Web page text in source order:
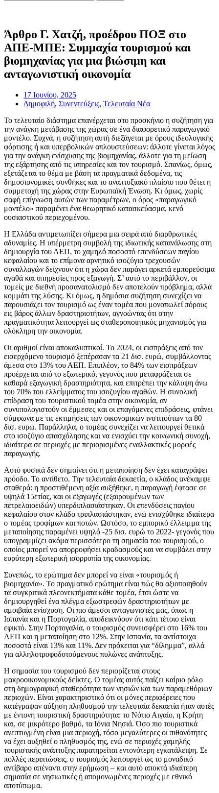
Άρθρο Γ. Χατζή, προέδρου ΠΟΞ στο
ΑΠΕ-ΜΠΕ: Συμμαχία τουρισμού και
βιομηχανίας για μια βιώσιμη και
ανταγωνιστική οικονομία
17 Ιουνίου, 2025
Δημοφιλή, Συνεντεύξεις, Τελευταία Νέα
Το τελευταίο διάστημα επανέρχεται στο προσκήνιο η συζήτηση για
την ανάγκη μετάβασης της χώρας σε ένα διαφορετικό παραγωγικό
μοντέλο. Συχνά, η συζήτηση αυτή διεξάγεται με όρους ιδεολογικής
φόρτισης ή και υπερβολικών απλουστεύσεων: άλλοτε γίνεται λόγος
για την ανάγκη ενίσχυσης της βιομηχανίας, άλλοτε για τη μείωση
της εξάρτησης από τις υπηρεσίες και τον τουρισμό. Σπανίως, όμως,
εξετάζεται το θέμα με βάση τα πραγματικά δεδομένα, τις
δημοσιονομικές συνθήκες και το αναπτυξιακό πλαίσιο που θέτει η
συμμετοχή της χώρας στην Ευρωπαϊκή Ένωση. Κι όμως, χωρίς
σαφή επίγνωση αυτών των παραμέτρων, ο όρος «παραγωγικό
μοντέλο» παραμένει ένα θεωρητικό κατασκεύασμα, κενό
ουσιαστικού περιεχομένου.
Η Ελλάδα αντιμετωπίζει σήμερα μια σειρά από διαρθρωτικές
αδυναμίες. Η υπέρμετρη συμβολή της ιδιωτικής κατανάλωσης στη
δημιουργία του ΑΕΠ, το χαμηλό ποσοστό επενδύσεων παγίου
κεφαλαίου και το επίμονα αρνητικό ισοζύγιο τρεχουσών
συναλλαγών δείχνουν ότι η χώρα δεν παράγει αρκετά εμπορεύσιμα
αγαθά και υπηρεσίες προς εξαγωγή. Σ’ αυτό το περιβάλλον, οι
τομείς με διεθνή προσανατολισμό δεν αποτελούν πρόβλημα, αλλά
κομμάτι της λύσης. Κι όμως, η δημόσια συζήτηση συνεχίζει να
παρουσιάζει τον τουρισμό ως έναν τομέα που μονοπωλεί πόρους
εις βάρος άλλων δραστηριοτήτων, αγνοώντας ότι στην
πραγματικότητα λειτουργεί ως σταθεροποιητικός μηχανισμός για
ολόκληρη την οικονομία.
Οι αριθμοί είναι αποκαλυπτικοί. Το 2024, οι εισπράξεις από τον
εισερχόμενο τουρισμό ξεπέρασαν τα 21 δισ. ευρώ, συμβάλλοντας
άμεσα στο 13% του ΑΕΠ. Επιπλέον, το 84% των εισπράξεων
προέρχεται από το εξωτερικό, γεγονός που μεταφράζεται σε
καθαρά εξαγωγική δραστηριότητα, και επιτρέπει την κάλυψη άνω
του 70% του ελλείμματος του ισοζυγίου αγαθών. Η συνολική
επίδραση του τουριστικού τομέα στην οικονομία, αν
συνυπολογιστούν οι έμμεσες και οι επαγόμενες επιδράσεις, φτάνει
σύμφωνα με τις εκτιμήσεις των οικονομικών ινστιτούτων τα 80
δισ. ευρώ. Παράλληλα, ο τομέας συνεχίζει να λειτουργεί θετικά
στο ισοζύγιο απασχόλησης και να ενισχύει την κοινωνική συνοχή,
ιδιαίτερα σε περιοχές με περιορισμένες εναλλακτικές μορφές
παραγωγής.
Αυτό φυσικά δεν σημαίνει ότι η μεταποίηση δεν έχει καταγράψει
πρόοδο. Το αντίθετο. Την τελευταία δεκαετία, ο κλάδος ανέκαμψε
σταθερά: η προστιθέμενη αξία αυξήθηκε, η παραγωγή έφτασε σε
υψηλά 15ετίας, και οι εξαγωγές (εξαιρουμένων των
πετρελαιοειδών) υπερδιπλασιάστηκαν. Οι επενδύσεις παγίου
κεφαλαίου στον κλάδο τριπλασιάστηκαν, ενώ ενισχύθηκε ιδιαίτερα
ο τομέας τροφίμων και ποτών. Ωστόσο, το εμπορικό έλλειμμα της
μεταποίησης παραμένει υψηλό -25 δισ. ευρώ το 2022- γεγονός που
υπογραμμίζει ακόμα περισσότερο τη σημασία του τουρισμού, ο
οποίος μπορεί να απορροφήσει κραδασμούς και να συμβάλει στην
ευρύτερη εξωτερική ισορροπία της οικονομίας.
Συνεπώς, το ερώτημα δεν μπορεί να είναι «τουρισμός ή
βιομηχανία». Το πραγματικό ερώτημα είναι πώς θα αξιοποιηθούν
τα συγκριτικά πλεονεκτήματα κάθε τομέα, έτσι ώστε να
δημιουργηθεί ένα πλέγμα εξωστρεφών δραστηριοτήτων με
αμοιβαία ενίσχυση. Οι πιο άμεσοι ανταγωνιστές μας, όπως η
Ισπανία και η Πορτογαλία, αποδεικνύουν ότι κάτι τέτοιο είναι
εφικτό. Στην Πορτογαλία, ο τουρισμός συνεισφέρει στο 16% του
ΑΕΠ και η μεταποίηση στο 12%. Στην Ισπανία, τα αντίστοιχα
ποσοστά είναι 13% και 11%. Δεν πρόκειται για “δίλημμα”, αλλά
για αλληλοτροφοδοτούμενους πυλώνες ανάπτυξης.
Η σημασία του τουρισμού δεν περιορίζεται στους
μακροοικονομικούς δείκτες. Ο τομέας αυτός παίζει καίριο ρόλο
στη δημογραφική σταθερότητα των νησιών και των παραμεθόριων
περιοχών. Είναι χαρακτηριστικό ότι οι μόνες περιφέρειες που
κατέγραψαν αύξηση πληθυσμού την τελευταία δεκαετία ήταν αυτές
με έντονη τουριστική δραστηριότητα: το Νότιο Αιγαίο, η Κρήτη
και, σε μικρότερο βαθμό, τα Ιόνια Νησιά. Όσο πιο τουριστικά
ανεπτυγμένη είναι μια περιοχή, τόσο μεγαλύτερες οι πιθανότητες
να έχει αυξηθεί ο πληθυσμός της, ενώ σε περιοχές χαμηλής
τουριστικής ανάπτυξης παρατηρείται εντονότερη εγκατάλειψη. Σε
πολλές περιπτώσεις, ο τουρισμός λειτουργεί ως το μοναδικό
αντίβαρο απέναντι στην ερήμωση – και αυτό αποκτά ιδιαίτερη
σημασία σε νησιωτικές ή απομονωμένες περιοχές με εθνικό
αποτύπωμα.